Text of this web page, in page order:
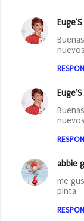
C
n
t
i
o
Euge'S
Euge'S
abbie
me
pinta